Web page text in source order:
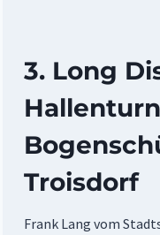
3. Long
Troisdorf
Frank Lang vom